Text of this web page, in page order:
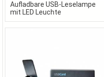
Aufladbare USB-Leselampe
mit LED Leuchte